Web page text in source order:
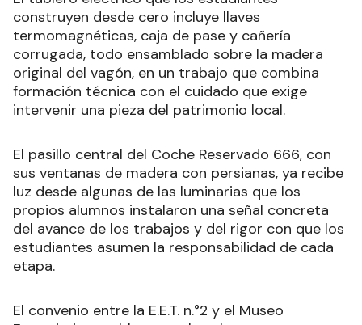
construyen desde cero incluye llaves
termomagnéticas, caja de pase y cañería
corrugada, todo ensamblado sobre la madera
original del vagón, en un trabajo que combina
formación técnica con el cuidado que exige
intervenir una pieza del patrimonio local.
El pasillo central del Coche Reservado 666, con
sus ventanas de madera con persianas, ya recibe
luz desde algunas de las luminarias que los
propios alumnos instalaron una señal concreta
del avance de los trabajos y del rigor con que los
estudiantes asumen la responsabilidad de cada
etapa.
El convenio entre la E.E.T. n.°2 y el Museo